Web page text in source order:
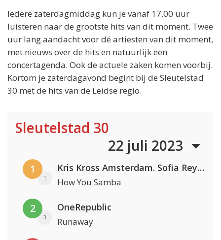
Iedere zaterdagmiddag kun je vanaf 17.00 uur
luisteren naar de grootste hits van dit moment. Twee
uur lang aandacht voor dé artiesten van dit moment,
met nieuws over de hits en natuurlijk een
concertagenda. Ook de actuele zaken komen voorbij.
Kortom je zaterdagavond begint bij de Sleutelstad
30 met de hits van de Leidse regio.
Sleutelstad 30
22 juli 2023
1
1
Kris Kross Amsterdam. Sofia Reyes & Tinie Tempah
How You Samba
2
3
OneRepublic
Runaway